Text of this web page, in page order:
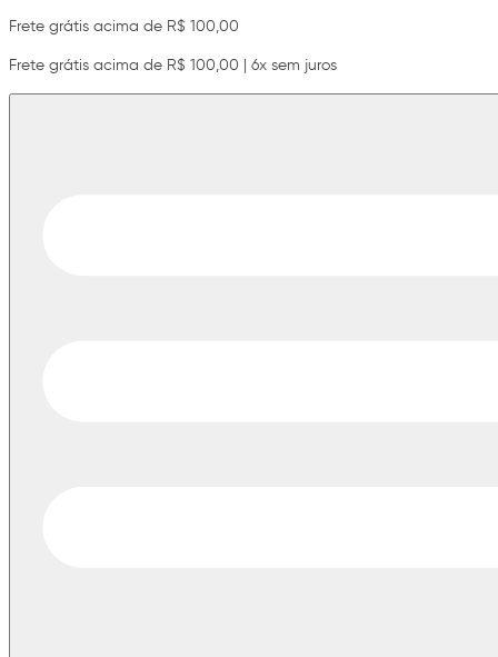
Frete grátis acima de R$ 100,00
Frete grátis acima de R$ 100,00 | 6x sem juros